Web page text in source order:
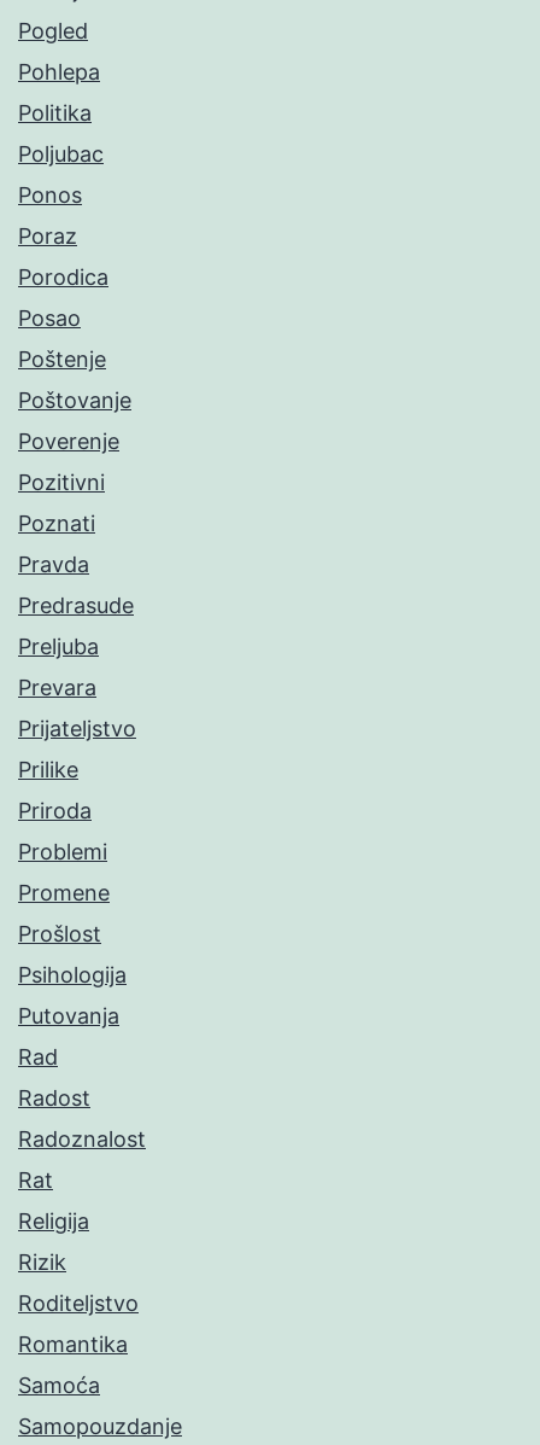
Pogled
Pohlepa
Politika
Poljubac
Ponos
Poraz
Porodica
Posao
Poštenje
Poštovanje
Poverenje
Pozitivni
Poznati
Pravda
Predrasude
Preljuba
Prevara
Prijateljstvo
Prilike
Priroda
Problemi
Promene
Prošlost
Psihologija
Putovanja
Rad
Radost
Radoznalost
Rat
Religija
Rizik
Roditeljstvo
Romantika
Samoća
Samopouzdanje